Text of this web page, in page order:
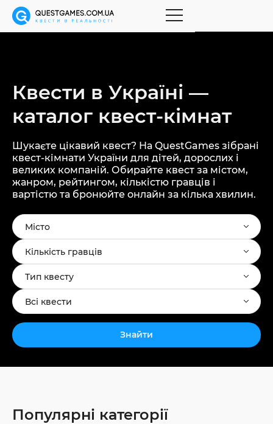
Квести в Україні —
каталог квест-кімнат
Шукаєте цікавий квест? На QuestGames зібрані
квест-кімнати України для дітей, дорослих і
великих компаній. Обирайте квест за містом,
жанром, рейтингом, кількістю гравців і
вартістю та бронюйте онлайн за кілька хвилин.
Місто
Кількість гравців
Тип квесту
Всі квести
Знайти
Популярні категорії